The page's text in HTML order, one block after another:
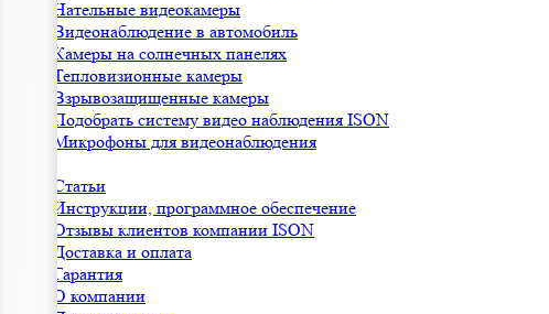
Нательные видеокамеры
Видеонаблюдение в автомобиль
Камеры на солнечных панелях
Тепловизионные камеры
Взрывозащищенные камеры
Подобрать систему видео наблюдения ISON
Микрофоны для видеонаблюдения
Статьи
Инструкции, программное обеспечение
Отзывы клиентов компании ISON
Доставка и оплата
Гарантия
О компании